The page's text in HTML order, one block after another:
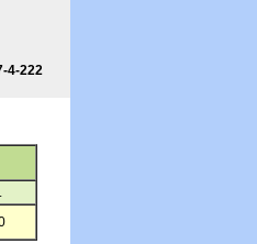
4-222